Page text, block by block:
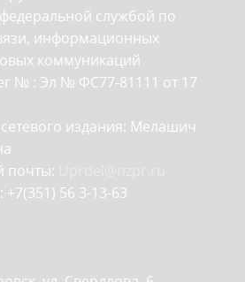
службой по
информационных
коммуникаций
№ : Эл № ФС77-81111 от 17
издания: Мелашич
почты:
56 3-13-63